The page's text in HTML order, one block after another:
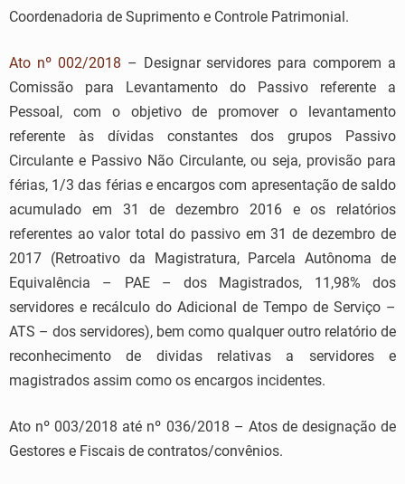
Coordenadoria de Suprimento e Controle Patrimonial.
Ato nº 002/2018 – Designar servidores para comporem a
Comissão para Levantamento do Passivo referente a
Pessoal, com o objetivo de promover o levantamento
referente às dívidas constantes dos grupos Passivo
Circulante e Passivo Não Circulante, ou seja, provisão para
férias, 1/3 das férias e encargos com apresentação de saldo
acumulado em 31 de dezembro 2016 e os relatórios
referentes ao valor total do passivo em 31 de dezembro de
2017 (Retroativo da Magistratura, Parcela Autônoma de
Equivalência – PAE – dos Magistrados, 11,98% dos
servidores e recálculo do Adicional de Tempo de Serviço –
ATS – dos servidores), bem como qualquer outro relatório de
reconhecimento de dividas relativas a servidores e
magistrados assim como os encargos incidentes.
Ato nº 003/2018 até nº 036/2018 – Atos de designação de
Gestores e Fiscais de contratos/convênios.